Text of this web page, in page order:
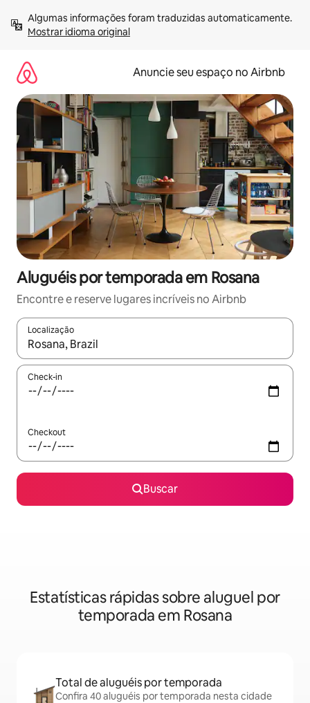
para
Mostrar idioma original
Anuncie seu espaço no Airbnb
Aluguéis por temporada em Rosana
Encontre e reserve lugares incríveis no Airbnb
Localização
Quando os resultados estiverem disponíveis, explore-os
Check-in
Checkout
Buscar
Estatísticas rápidas sobre aluguel por
temporada em Rosana
Total de aluguéis por temporada
Confira 40 aluguéis por temporada nesta cidade